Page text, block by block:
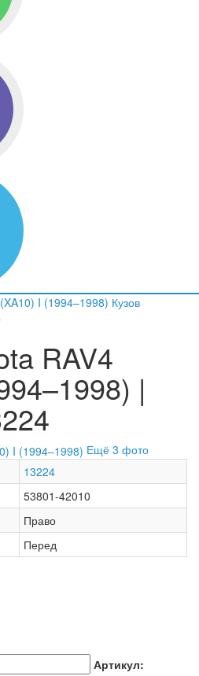
I (1994–1998) Кузов
RAV4
|
Ещё 3 фото
13224
53801-42010
Право
Перед
Артикул: